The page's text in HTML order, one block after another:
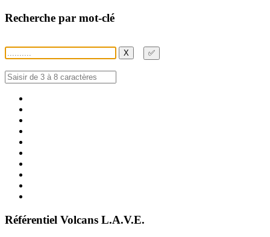
Recherche par mot-clé
X ✅
Référentiel Volcans L.A.V.E.